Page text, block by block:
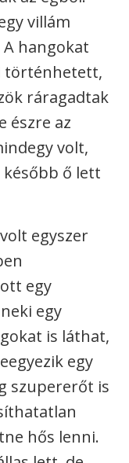
villám
hangokat
történhetett,
ráragadtak
észre az
volt,
később ő lett
egyszer
egy
egy
is láthat,
egy
szupererőt is
hős lenni.